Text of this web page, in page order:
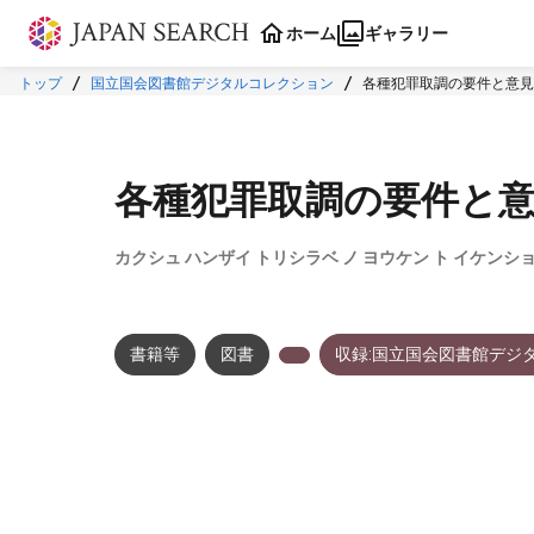
本文に飛ぶ
ホーム ギャラリー
トップ 国立国会図書館デジタルコレクション 各種犯罪取調の要件と意
各種犯罪取調の要件と
カクシュ ハンザイ トリシラベ ノ ヨウケン ト イケンシ
書籍等 図書 収録:国立国会図書館デジ